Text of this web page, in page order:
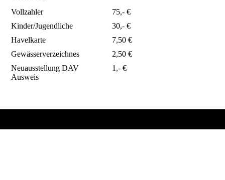
Vollzahler
75,- €
Kinder/Jugendliche
30,- €
Havelkarte
7,50 €
Gewässerverzeichnes
2,50 €
Neuausstellung DAV
Ausweis
1,- €